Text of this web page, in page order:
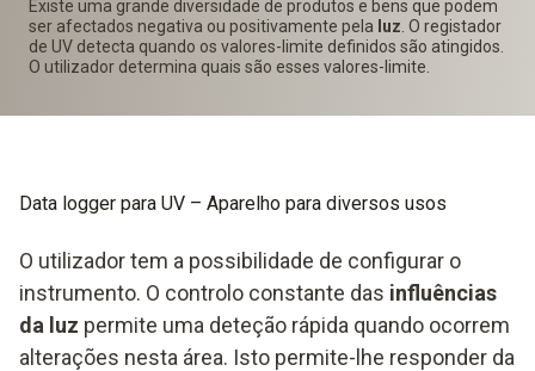
Existe uma grande diversidade de produtos e bens que podem
ser afectados negativa ou positivamente pela luz . O registador
de UV detecta quando os valores-limite definidos são atingidos.
O utilizador determina quais são esses valores-limite.
Data logger para UV – Aparelho para diversos usos
O utilizador tem a possibilidade de configurar o
instrumento. O controlo constante das influências
da luz permite uma deteção rápida quando ocorrem
alterações nesta área. Isto permite-lhe responder da